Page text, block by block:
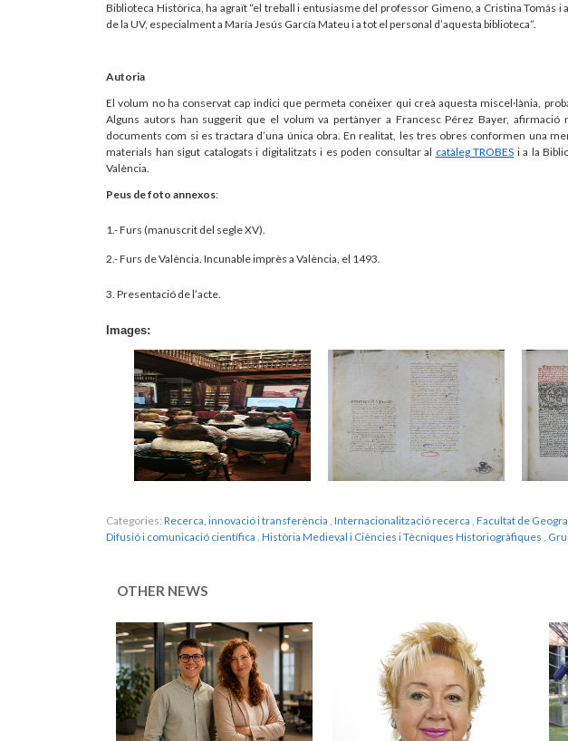
Biblioteca Històrica, ha agraït “el treball i entusiasme del professor Gimeno, a Cristina Tomás
de la UV, especialment a María Jesús García Mateu i a tot el personal d’aquesta biblioteca”.
Autoria
El volum no ha conservat cap indici que permeta conèixer qui creà aquesta miscel·lània,
Alguns autors han suggerit que el volum va pertànyer a Francesc Pérez Bayer, afirmació
documents com si es tractara d’una única obra. En realitat, les tres obres conformen una
materials han sigut catalogats i digitalitzats i es poden consultar al catàleg TROBES i a la
València.
Peus de foto annexos:
1.- Furs (manuscrit del segle XV).
2.-Furs de València. Incunable imprès a València, el 1493.
3. Presentació de l’acte.
Images:
Categories: Recerca, innovació i transferència , Internacionalització recerca , Facultat de
Difusió i comunicació científica , Història Medieval i Ciències i Tècniques Historiogràfiques ,
OTHER NEWS